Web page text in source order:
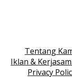
Tentang
Iklan &
Privacy